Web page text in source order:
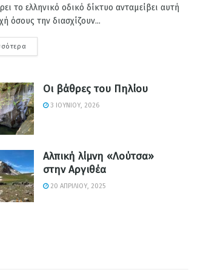
το ελληνικό οδικό δίκτυο ανταμείβει αυτή
όσους την διασχίζουν...
Οι βάθρες του Πηλίου
3 ΙΟΥΝΊΟΥ, 2026
Αλπική λίμνη «Λούτσα»
στην Αργιθέα
20 ΑΠΡΙΛΊΟΥ, 2025